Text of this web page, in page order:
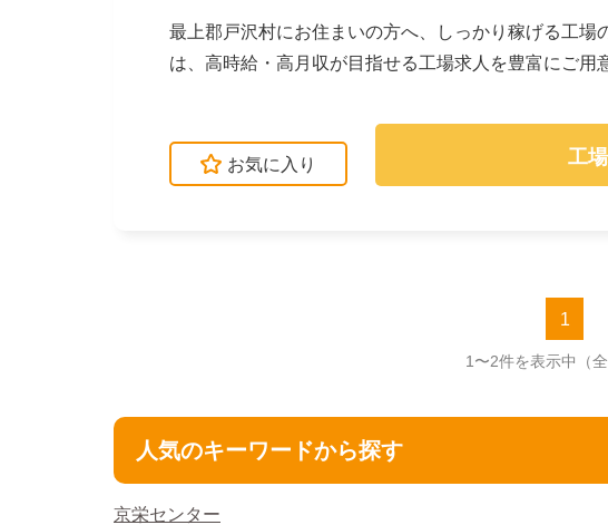
最上郡戸沢村にお住まいの方へ、しっかり稼げる工場
は、高時給・高月収が目指せる工場求人を豊富にご
お気に入り 工
1
1〜2件を表示中 （
人気のキーワードから探す
京栄センター